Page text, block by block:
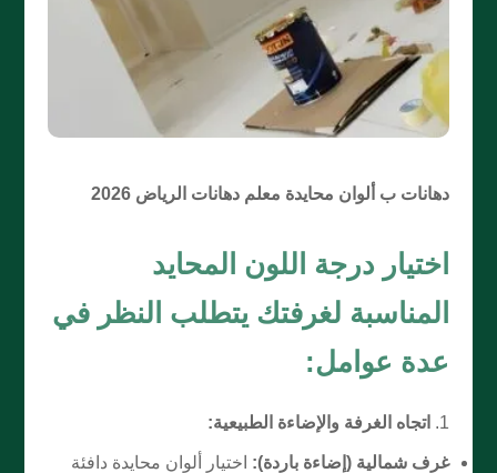
دهانات ب ألوان محايدة معلم دهانات الرياض 2026
اختيار درجة اللون المحايد
المناسبة لغرفتك يتطلب النظر في
عدة عوامل:
اتجاه الغرفة والإضاءة الطبيعية:
غرف شمالية (إضاءة باردة): اختيار ألوان محايدة دافئة